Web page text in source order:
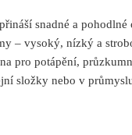
snadné a pohodlné
– vysoký, nízký a
pro potápění,
složky nebo v